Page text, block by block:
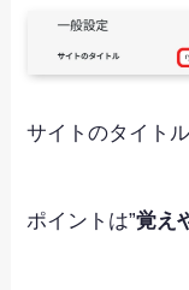
サイトのタイト
ポイントは”覚え